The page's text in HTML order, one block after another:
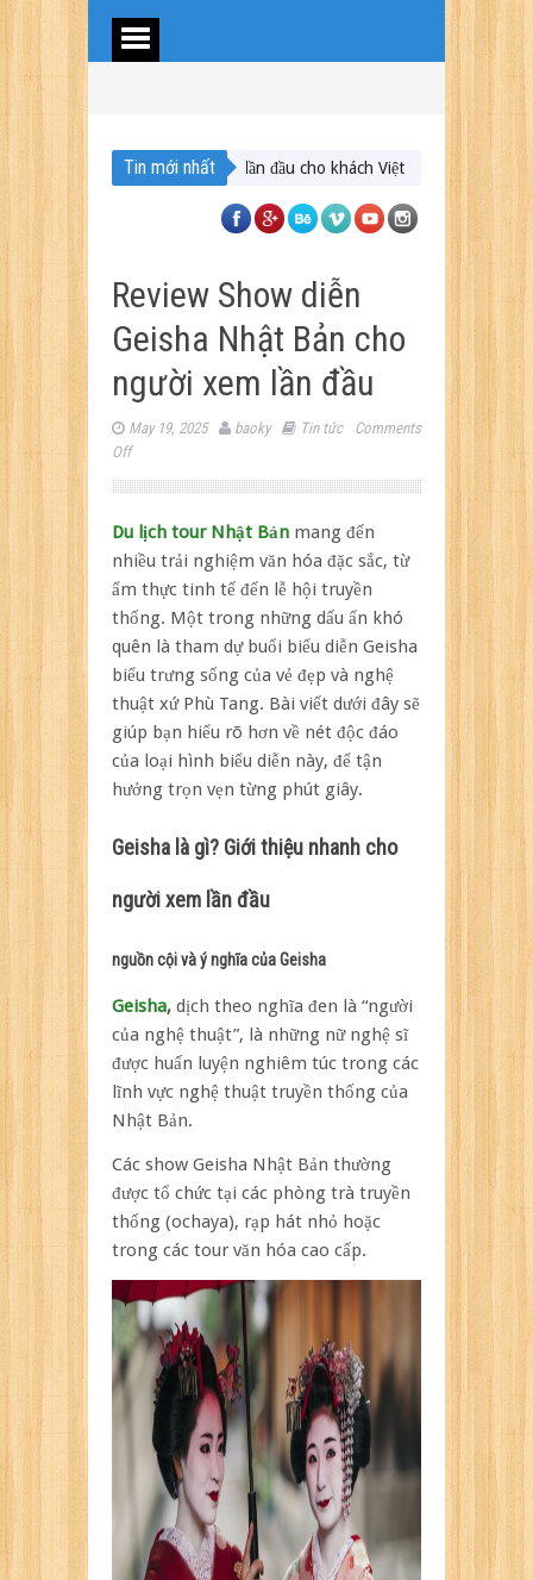
Tin mới nhất
Á lần đầu cho khách Việt Du lịch Maldives – Lần đầu nên đi
Review Show diễn
Geisha Nhật Bản cho
người xem lần đầu
May 19, 2025 baoky Tin tức
Comments
Offon
Show
diễn
Geisha
Nhật
Bản
cho
người
xem
đầu
Du lịch tour Nhật Bản mang đến
nhiều trải nghiệm văn hóa đặc sắc, từ
ẩm thực tinh tế đến lễ hội truyền
thống. Một trong những dấu ấn khó
quên là tham dự buổi biểu diễn Geisha
biểu trưng sống của vẻ đẹp và nghệ
thuật xứ Phù Tang. Bài viết dưới đây sẽ
giúp bạn hiểu rõ hơn về nét độc đáo
của loại hình biểu diễn này, để tận
hưởng trọn vẹn từng phút giây.
Geisha là gì? Giới thiệu nhanh cho
người xem lần đầu
nguồn cội và ý nghĩa của Geisha
Geisha, dịch theo nghĩa đen là “người
của nghệ thuật”, là những nữ nghệ sĩ
được huấn luyện nghiêm túc trong các
lĩnh vực nghệ thuật truyền thống của
Nhật Bản.
Các show Geisha Nhật Bản thường
được tổ chức tại các phòng trà truyền
thống (ochaya), rạp hát nhỏ hoặc
trong các tour văn hóa cao cấp.